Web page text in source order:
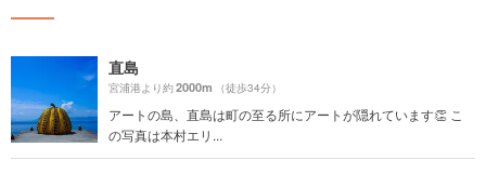
直島
宮浦港より約2000m （徒歩34分）
アートの島、直島は町の至る所にアートが隠れています👏 こ
の写真は本村エリ...